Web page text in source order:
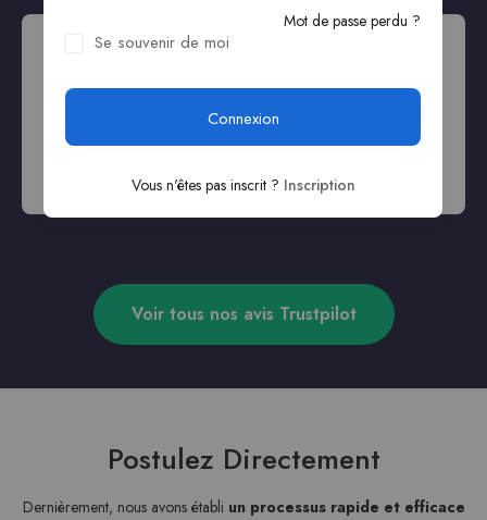
Alice | 08/10/2025
Un grand merci à toute l'équipe de MyInternship Abroad, et
plus spécifiquement Mathieu, sans qui je n'aurais jamais pu
dénicher le stage [...]
Voir tous nos avis Trustpilot
Postulez Directement
Dernièrement, nous avons établi un processus rapide et efficace
Se souvenir de moi
Mot de passe perdu ?
Connexion
Vous n'êtes pas inscrit ? Inscription